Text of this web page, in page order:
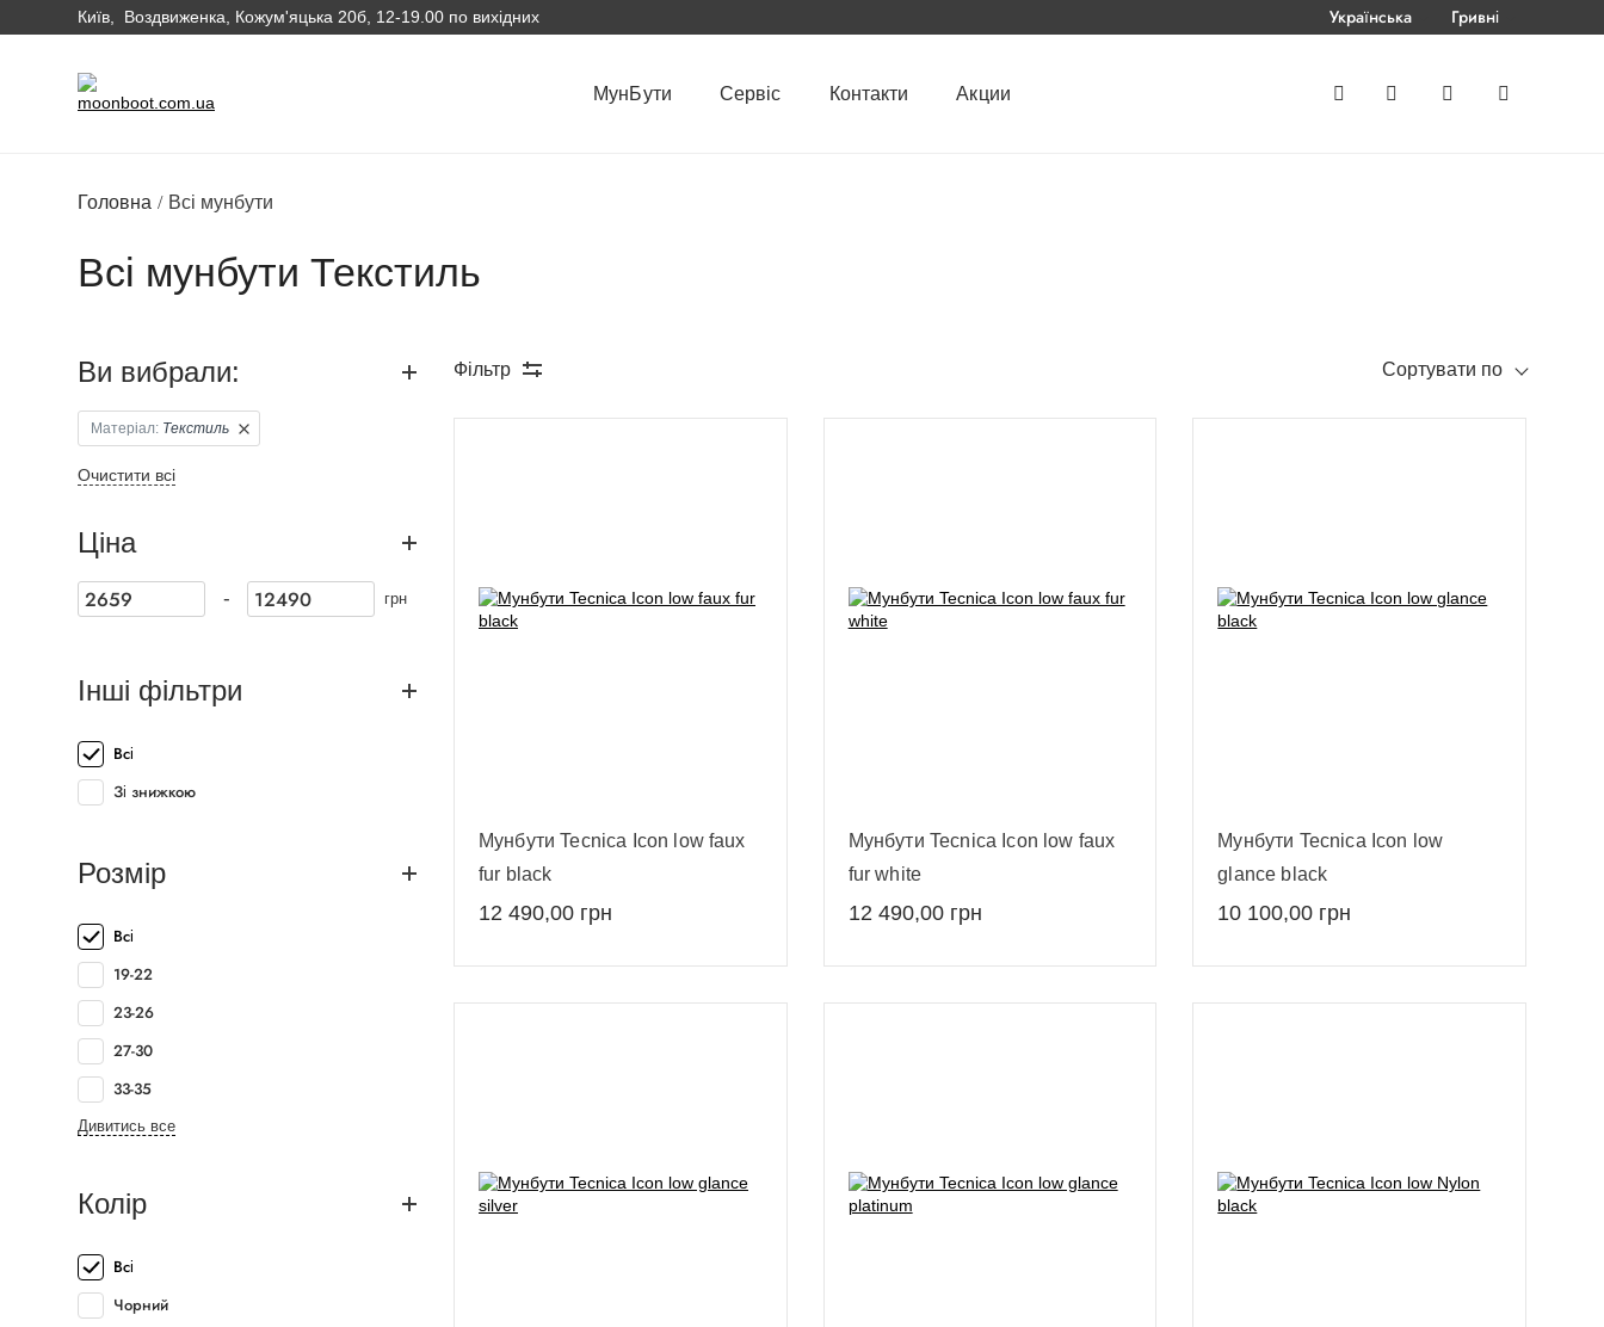
Київ, Воздвиженка, Кожум'яцька 20б, 12-19.00 по вихідних Українська Гривні
МунБути Сервіс Контакти Акции
Головна Всі мунбути
Всі мунбути Текстиль
Ви вибрали:
Матеріал: Текстиль
Очистити всі
Ціна
- грн
Інші фільтри
Всі
Зі знижкою
Розмір
Всі
19-22
23-26
27-30
33-35
Дивитись все
Колір
Всі
Чорний
Фільтр Сортувати по
Мунбути Tecnica Icon low faux
fur black
12 490,00 грн
Мунбути Tecnica Icon low faux
fur white
12 490,00 грн
Мунбути Tecnica Icon low
glance black
10 100,00 грн